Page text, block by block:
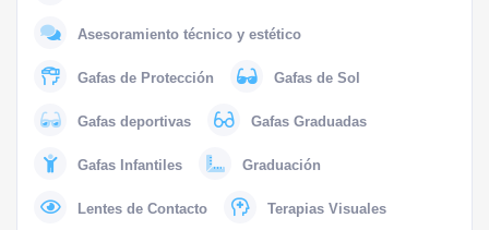
Asesoramiento técnico y estético
Gafas de Protección Gafas de Sol
Gafas deportivas Gafas Graduadas
Gafas Infantiles Graduación
Lentes de Contacto Terapias Visuales